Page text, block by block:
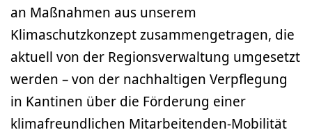
an Maßnahmen aus unserem
Klimaschutzkonzept zusammengetragen, die
aktuell von der Regionsverwaltung umgesetzt
werden – von der nachhaltigen Verpflegung
in Kantinen über die Förderung einer
klimafreundlichen Mitarbeitenden-Mobilität